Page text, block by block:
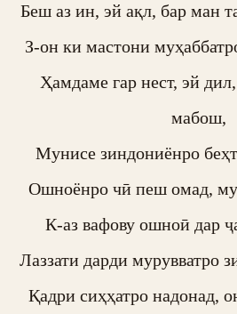
Беш аз ин, эй ақл, бар ман
З-он ки мастони
Ҳамдаме гар нест, эй
мабош,
Мунисе зиндониёнро
Ошноёнро чӣ пеш омад,
К-аз вафову ошноӣ дар
Лаззати дарди мурувватро
Қадри сиҳҳатро надонад,